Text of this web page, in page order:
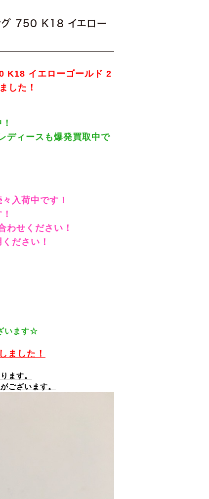
グ 750 K18 イエロー
K18 イエローゴールド 2
した！
ディースも爆発買取中で
入荷中です！
わせください！
ださい！
います☆
ました！
ます。
ございます。